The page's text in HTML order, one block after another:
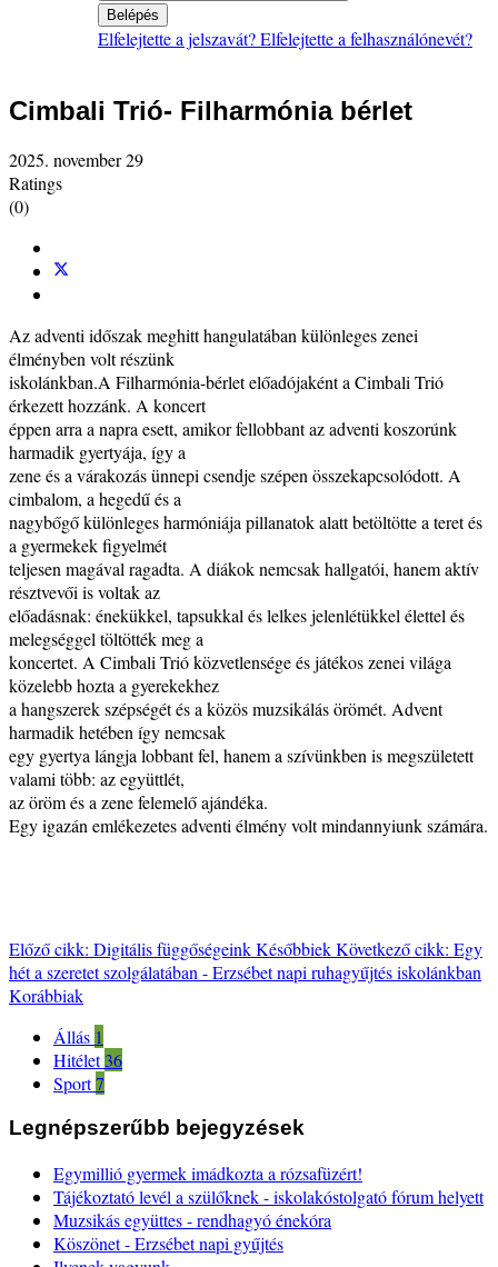
Belépés
Elfelejtette a jelszavát?Elfelejtette a felhasználónevét?
Cimbali Trió- Filharmónia bérlet
2025. november 29
Ratings
(0)
Az adventi időszak meghitt hangulatában különleges zenei
élményben volt részünk
iskolánkban.A Filharmónia-bérlet előadójaként a Cimbali Trió
érkezett hozzánk. A koncert
éppen arra a napra esett, amikor fellobbant az adventi koszorúnk
harmadik gyertyája, így a
zene és a várakozás ünnepi csendje szépen összekapcsolódott. A
cimbalom, a hegedű és a
nagybőgő különleges harmóniája pillanatok alatt betöltötte a teret és
a gyermekek figyelmét
teljesen magával ragadta. A diákok nemcsak hallgatói, hanem aktív
résztvevői is voltak az
előadásnak: énekükkel, tapsukkal és lelkes jelenlétükkel élettel és
melegséggel töltötték meg a
koncertet. A Cimbali Trió közvetlensége és játékos zenei világa
közelebb hozta a gyerekekhez
a hangszerek szépségét és a közös muzsikálás örömét. Advent
harmadik hetében így nemcsak
egy gyertya lángja lobbant fel, hanem a szívünkben is megszületett
valami több: az együttlét,
az öröm és a zene felemelő ajándéka.
Egy igazán emlékezetes adventi élmény volt mindannyiunk számára.
Előző cikk: Digitális függőségeinkKésőbbiekKövetkező cikk: Egy
hét a szeretet szolgálatában - Erzsébet napi ruhagyűjtés iskolánkban
Korábbiak
Állás 1
Hitélet36
Sport7
Legnépszerűbb bejegyzések
Egymillió gyermek imádkozta a rózsafüzért!
Tájékoztató levél a szülőknek - iskolakóstolgató fórum helyett
Muzsikás együttes - rendhagyó énekóra
Köszönet - Erzsébet napi gyűjtés